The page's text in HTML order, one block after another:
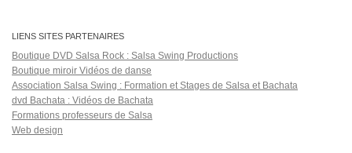
LIENS SITES PARTENAIRES
Boutique DVD Salsa Rock : Salsa Swing Productions
Boutique miroir Vidéos de danse
Association Salsa Swing : Formation et Stages de Salsa et Bachata
dvd Bachata : Vidéos de Bachata
Formations professeurs de Salsa
Web design